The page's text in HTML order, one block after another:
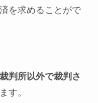
を求めることがで
判所以外で裁判さ
す。